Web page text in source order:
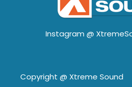
Instagram @
Copyright @ Xtreme Sound